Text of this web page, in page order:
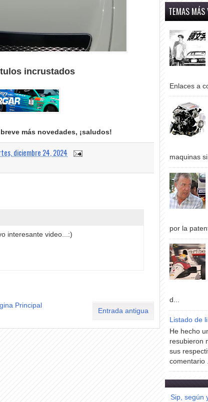
incrustados
más novedades, ¡saludos!
diciembre 24, 2024
interesante video...:)
Entrada antigua
Principal
TEMAS MÁS
Enlaces a
maquinas
por la
d...
Listado de
He hecho
resubieron
sus
comentario
Sip, según